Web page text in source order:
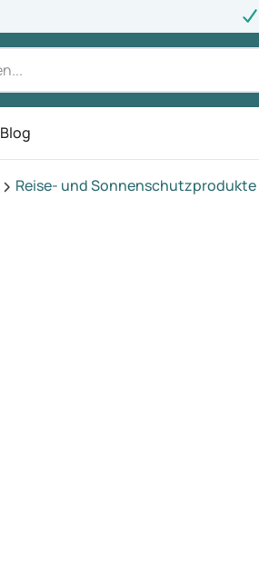
Blog
Reise- und Sonnenschutzprodukte